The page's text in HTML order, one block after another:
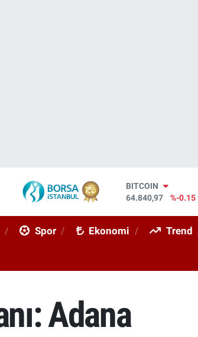
DOLAR
47,7436
%0.18
STERLİN
64.840,97
Spor Ekonomi Trend
Adana